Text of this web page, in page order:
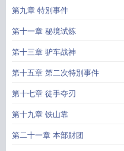
第九章 特別事件
第十一章 秘境试炼
第十三章 驴车战神
第十五章 第二次特別事件
第十七章 徒手夺刃
第十九章 铁山靠
第二十一章 本部財团